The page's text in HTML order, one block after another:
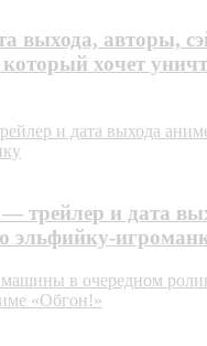
выхода, авторы,
который хочет
и дата выхода
трейлер и дата
эльфийку-
в очередном
«Обгон!»